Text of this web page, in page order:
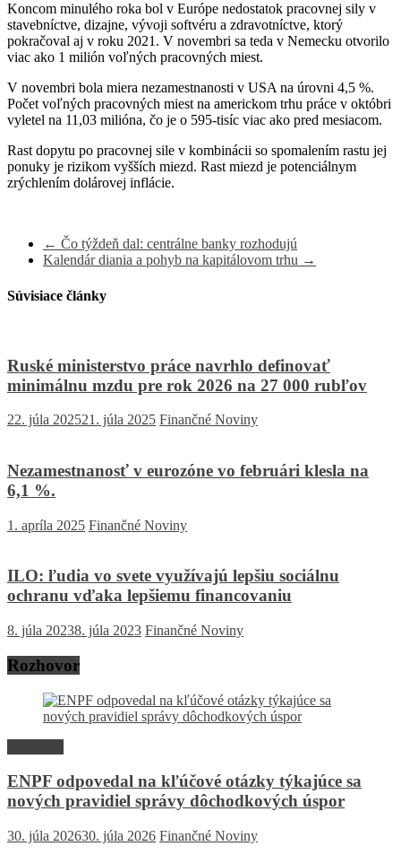
Koncom minulého roka bol v Európe nedostatok pracovnej sily v
stavebníctve, dizajne, vývoji softvéru a zdravotníctve, ktorý
pokračoval aj v roku 2021. V novembri sa teda v Nemecku otvorilo
viac ako 1 milión voľných pracovných miest.
V novembri bola miera nezamestnanosti v USA na úrovni 4,5 %.
Počet voľných pracovných miest na americkom trhu práce v októbri
vyletel na 11,03 milióna, čo je o 595-tisíc viac ako pred mesiacom.
Rast dopytu po pracovnej sile v kombinácii so spomalením rastu jej
ponuky je rizikom vyšších miezd. Rast miezd je potenciálnym
zrýchlením dolárovej inflácie.
← Čo týždeň dal: centrálne banky rozhodujú
Kalendár diania a pohyb na kapitálovom trhu →
Súvisiace články
Ruské ministerstvo práce navrhlo definovať
minimálnu mzdu pre rok 2026 na 27 000 rubľov
22. júla 202521. júla 2025 Finančné Noviny
Nezamestnanosť v eurozóne vo februári klesla na
6,1 %.
1. apríla 2025 Finančné Noviny
ILO: ľudia vo svete využívajú lepšiu sociálnu
ochranu vďaka lepšiemu financovaniu
8. júla 20238. júla 2023 Finančné Noviny
Rozhovor
ENPF odpovedal na kľúčové otázky týkajúce sa
nových pravidiel správy dôchodkových úspor
30. júla 202630. júla 2026 Finančné Noviny